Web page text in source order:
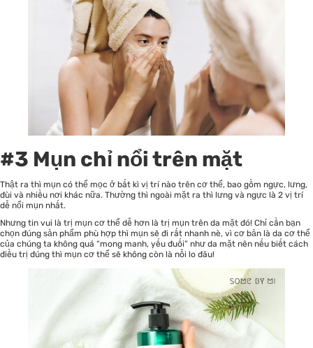
#3 Mụn chỉ nổi trên mặt
Thật ra thì mụn có thể mọc ở bất kì vị trí nào trên cơ thể, bao gồm ngực, lưng,
đùi và nhiều nơi khác nữa. Thường thì ngoài mặt ra thì lưng và ngực là 2 vị trí
dễ nổi mụn nhất.
Nhưng tin vui là trị mụn cơ thể dễ hơn là trị mụn trên da mặt đó! Chỉ cần bạn
chọn đúng sản phẩm phù hợp thì mụn sẽ đi rất nhanh nè, vì cơ bản là da cơ thể
của chúng ta không quá “mong manh, yếu đuối” như da mặt nên nếu biết cách
điều trị đúng thì mụn cơ thể sẽ không còn là nỗi lo đâu!